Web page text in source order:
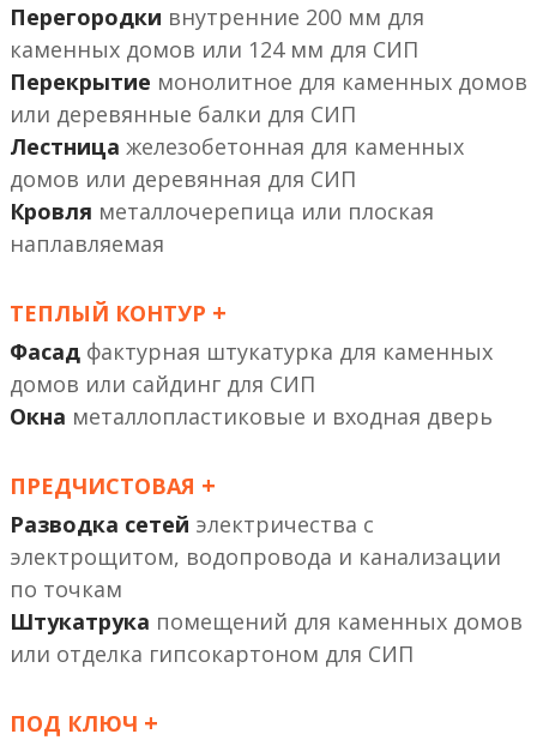
Перегородки внутренние 200 мм
или 124 мм
Перекрытие монолитное
или деревянные балки
Лестница железобетонная
или деревянная
Кровля металлочерепица или плоская
наплавляемая
ТЕПЛЫЙ КОНТУР +
Фасад фактурная штукатурка
или сайдинг
Окна металлопластиковые и входная дверь
ПРЕДЧИСТОВАЯ +
Разводка сетей электричества с
электрощитом, водопровода и канализации
по точкам
Штукатрука помещений
или отделка гипсокартоном
ПОД КЛЮЧ +